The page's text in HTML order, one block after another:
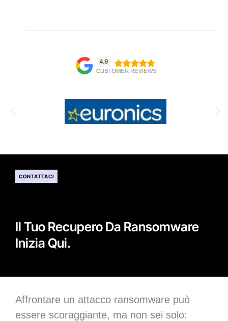
CONTATTACI
Il Tuo Recupero Da Ransomware
Inizia Qui.
Affrontare un attacco ransomware può
essere scoraggiante, ma non sei solo: